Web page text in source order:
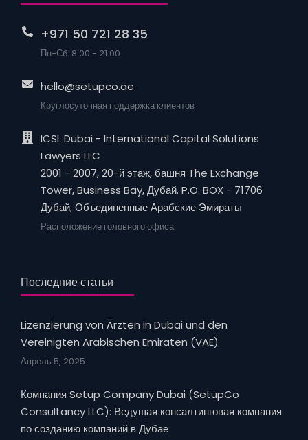
+971 50 721 28 35
Пн-Сб: 8:00 - 21:00
hello@setupco.ae
Круглосуточная поддержка клиентов
ICSL Dubai - International Capital Solutions
Lawyers LLC
2001 - 2007, 20-й этаж, башня The Exchange
Tower, Business Bay, Дубай. P.O. BOX - 71706
Дубай, Объединенные Арабские Эмираты
Расположение головного офиса
Последние статьи
Lizenzierung von Ärzten in Dubai und den
Vereinigten Arabischen Emiraten (VAE)
Апрель 5, 2025
Компания Setup Company Dubai (SetupCo
Consultancy LLC): Ведущая консалтинговая компания
по созданию компаний в Дубае